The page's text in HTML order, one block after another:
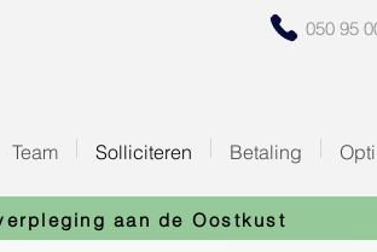
050 95
Team Solliciteren Betaling
aan de Oostkust